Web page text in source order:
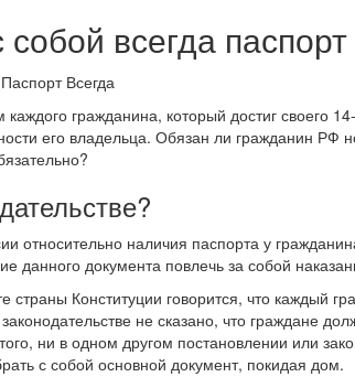
всегда паспорт
гражданина, который достиг своего
его владельца. Обязан ли гражданин РФ
относительно наличия паспорта у
данного документа повлечь за собой
страны Конституции говорится, что каждый
не сказано, что граждане
ни в одном другом постановлении или
с собой основной документ, покидая дом.